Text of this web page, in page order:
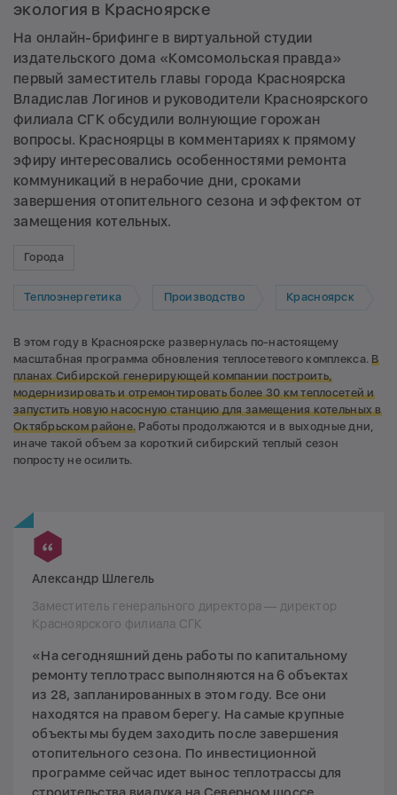
экология в Красноярске
На онлайн-брифинге в виртуальной студии
издательского дома «Комсомольская правда»
первый заместитель главы города Красноярска
Владислав Логинов и руководители Красноярского
филиала СГК обсудили волнующие горожан
вопросы. Красноярцы в комментариях к прямому
эфиру интересовались особенностями ремонта
коммуникаций в нерабочие дни, сроками
завершения отопительного сезона и эффектом от
замещения котельных.
Города
Теплоэнергетика Производство Красноярск
В этом году в Красноярске развернулась по-настоящему
масштабная программа обновления теплосетевого комплекса.В
планах Сибирской генерирующей компании построить,
модернизировать и отремонтировать более 30 км теплосетей и
запустить новую насосную станцию для замещения котельных в
Октябрьском районе. Работы продолжаются и в выходные дни,
иначе такой объем за короткий сибирский теплый сезон
попросту не осилить.
Александр Шлегель
Заместитель генерального директора — директор
Красноярского филиала СГК
«На сегодняшний день работы по капитальному
ремонту теплотрасс выполняются на 6 объектах
из 28, запланированных в этом году. Все они
находятся на правом берегу. На самые крупные
объекты мы будем заходить после завершения
отопительного сезона. По инвестиционной
программе сейчас идет вынос теплотрассы для